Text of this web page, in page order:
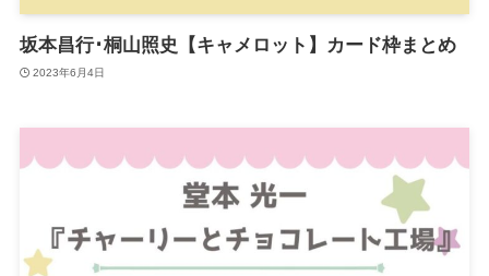
坂本昌行･桐山照史【キャメロット】カード枠まとめ
2023年6月4日